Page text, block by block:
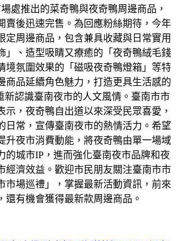
處推出的菜奇鴨與夜奇鴨周邊商品，
賣後迅速完售。為回應粉絲期待，今年
定周邊商品，包含兼具收藏與日常實用
」、造型吸睛又療癒的「夜奇鴨絨毛錢
境氛圍效果的「磁吸夜奇鴨燈箱」等特
商品延續角色魅力，打造更具生活感的
新認識臺南夜市的人文風情。臺南市市
示，夜奇鴨自出道以來深受民眾喜愛，
日常，宣傳臺南夜市的熱情活力。希望
升夜市消費動能，將夜奇鴨由單一場域
的城市IP，進而強化臺南夜市品牌和夜
經濟效益。歡迎市民朋友關注臺南市市
市場巡禮」，掌握最新活動資訊，前來
還有機會獲得最新款周邊商品。